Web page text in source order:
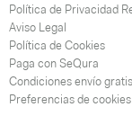
Política de Privacidad
Aviso Legal
Política de Cookies
Paga con SeQura
Condiciones envío gratis
Preferencias de cookies